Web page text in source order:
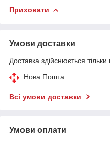
Приховати
Умови доставки
Доставка здійснюється
Нова Пошта
Всі умови доставки
Умови оплати